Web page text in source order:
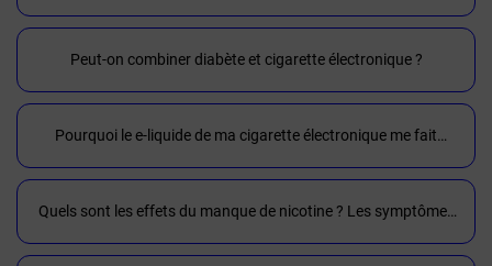
la vape
Peut-on combiner diabète et cigarette électronique ?
Pourquoi le e-liquide de ma cigarette électronique me fait
tousser ?
Quels sont les effets du manque de nicotine ? Les symptômes
du sevrage du tabac et la cigarette électronique